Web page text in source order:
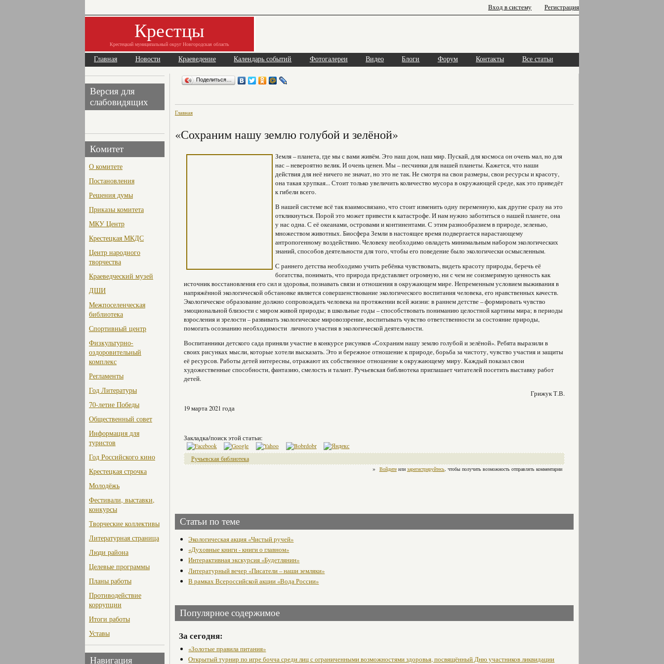
Вход в систему Регистрация
Крестцы
Крестецкий муниципальный округ Новгородская область
Главная Новости Краеведение Календарь событий Фотогалереи Видео Блоги Форум Контакты Все статьи
Версия для
слабовидящих
Комитет
О комитете
Постановления
Решения думы
Приказы комитета
МКУ Центр
Крестецкая МКДС
Центр народного
творчества
Краеведческий музей
ДШИ
Межпоселенческая
библиотека
Спортивный центр
Физкультурно-
оздоровительный
комплекс
Регламенты
Год Литературы
70-летие Победы
Общественный совет
Информация для
туристов
Год Российского кино
Крестецкая строчка
Молодёжь
Фестивали, выставки,
конкурсы
Творческие коллективы
Литературная страница
Люди района
Целевые программы
Планы работы
Противодействие
коррупции
Итоги работы
Уставы
Навигация
Поделиться…
Главная
«Сохраним нашу землю голубой и зелёной»
Земля – планета, где мы с вами живём. Это наш дом, наш мир. Пускай, для космоса он очень мал, но для
нас – невероятно велик. И очень ценен. Мы – песчинки для нашей планеты. Кажется, что наши
действия для неё ничего не значат, но это не так. Не смотря на свои размеры, свои ресурсы и красоту,
она такая хрупкая... Стоит только увеличить количество мусора в окружающей среде, как это приведёт
к гибели всего.
В нашей системе всё так взаимосвязано, что стоит изменить одну переменную, как другие сразу на это
откликнуться. Порой это может привести к катастрофе. И нам нужно заботиться о нашей планете, она
у нас одна. С её океанами, островами и континентами. С этим разнообразием в природе, зеленью,
множеством животных. Биосфера Земли в настоящее время подвергается нарастающему
антропогенному воздействию. Человеку необходимо овладеть минимальным набором экологических
знаний, способов деятельности для того, чтобы его поведение было экологически осмысленным.
С раннего детства необходимо учить ребёнка чувствовать, видеть красоту природы, беречь её
богатства, понимать, что природа представляет огромную, ни с чем не соизмеримую ценность как
источник восстановления его сил и здоровья, познавать связи и отношения в окружающем мире. Непременным условием выживания в
напряжённой экологической обстановке является совершенствование экологического воспитания человека, его нравственных качеств.
Экологическое образование должно сопровождать человека на протяжении всей жизни: в раннем детстве – формировать чувство
эмоциональной близости с миром живой природы; в школьные годы – способствовать пониманию целостной картины мира; в периоды
взросления и зрелости – развивать экологическое мировоззрение, воспитывать чувство ответственности за состояние природы,
помогать осознанию необходимости личного участия в экологической деятельности.
Воспитанники детского сада приняли участие в конкурсе рисунков «Сохраним нашу землю голубой и зелёной». Ребята выразили в
своих рисунках мысли, которые хотели высказать. Это и бережное отношение к природе, борьба за чистоту, чувство участия и защиты
её ресурсов. Работы детей интересны, отражают их собственное отношение к окружающему миру. Каждый показал свои
художественные способности, фантазию, смелость и талант. Ручьевская библиотека приглашает читателей посетить выставку работ
детей.
Грижук Т.В.
19 марта 2021 года
Закладка/поиск этой статьи:
Ручьевская библиотека
»
Войдитеили зарегистрируйтесь, чтобы получить возможность отправлять комментарии
Статьи по теме
Экологическая акция «Чистый ручей»
«Духовные книги - книги о главном»
Интерактивная экскурсия «Будетлянин»
Литературный вечер «Писатели – наши земляки»
В рамках Всероссийской акции «Вода России»
Популярное содержимое
За сегодня:
«Золотые правила питания»
Открытый турнир по игре бочча среди лиц с ограниченными возможностями здоровья, посвящённый Дню участников ликвидации